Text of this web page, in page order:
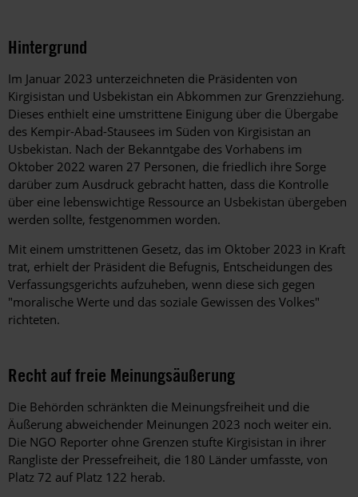
Hintergrund
Im Januar 2023 unterzeichneten die Präsidenten von
Kirgisistan und Usbekistan ein Abkommen zur Grenzziehung.
Dieses enthielt eine umstrittene Einigung über die Übergabe
des Kempir-Abad-Stausees im Süden von Kirgisistan an
Usbekistan. Nach der Bekanntgabe des Vorhabens im
Oktober 2022 waren 27 Personen, die friedlich ihre Sorge
darüber zum Ausdruck gebracht hatten, dass die Kontrolle
über eine lebenswichtige Ressource an Usbekistan übergeben
werden sollte, festgenommen worden.
Mit einem umstrittenen Gesetz, das im Oktober 2023 in Kraft
trat, erhielt der Präsident die Befugnis, Entscheidungen des
Verfassungsgerichts aufzuheben, wenn diese sich gegen
"moralische Werte und das soziale Gewissen des Volkes"
richteten.
Recht auf freie Meinungsäußerung
Die Behörden schränkten die Meinungsfreiheit und die
Äußerung abweichender Meinungen 2023 noch weiter ein.
Die NGO Reporter ohne Grenzen stufte Kirgisistan in ihrer
Rangliste der Pressefreiheit, die 180 Länder umfasste, von
Platz 72 auf Platz 122 herab.